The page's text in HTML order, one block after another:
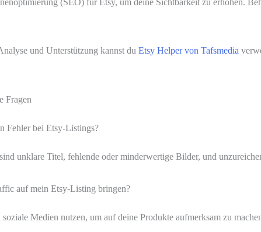
und Unterstützung kannst du Etsy Helper von Tafsmedia
Fragen
Fehler bei Etsy-Listings?
unklare Titel, fehlende oder minderwertige Bilder, und
auf mein Etsy-Listing bringen?
Medien nutzen, um auf deine Produkte aufmerksam zu